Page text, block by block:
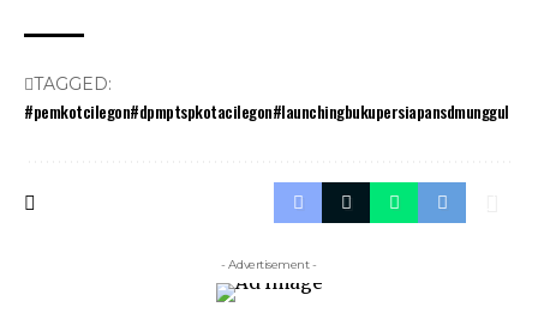
TAGGED:
#pemkotcilegon#dpmptspkotacilegon#launchingbukupersiapansdmunggul
- Advertisement -